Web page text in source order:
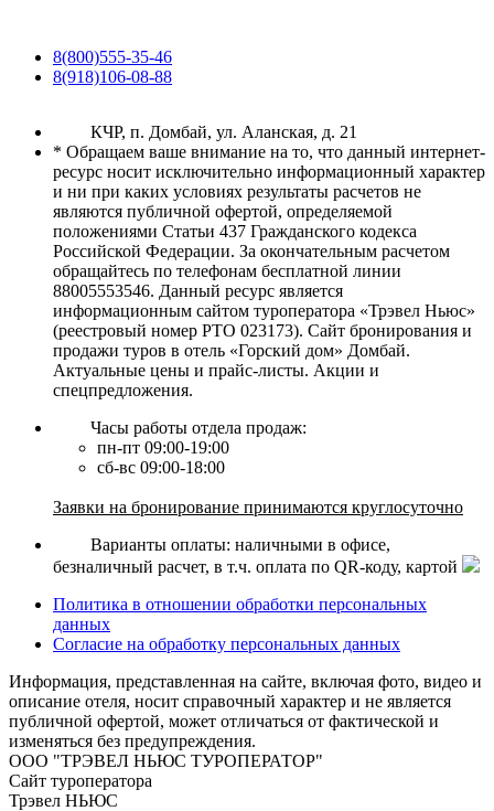
8(800)555-35-46
8(918)106-08-88
КЧР, п. Домбай, ул. Аланская, д. 21
* Обращаем ваше внимание на то, что данный интернет-
ресурс носит исключительно информационный характер
и ни при каких условиях результаты расчетов не
являются публичной офертой, определяемой
положениями Статьи 437 Гражданского кодекса
Российской Федерации. За окончательным расчетом
обращайтесь по телефонам бесплатной линии
88005553546. Данный ресурс является
информационным сайтом туроператора «Трэвел Ньюс»
(реестровый номер РТО 023173). Сайт бронирования и
продажи туров в отель «Горский дом» Домбай.
Актуальные цены и прайс-листы. Акции и
спецпредложения.
Часы работы отдела продаж:
пн-пт 09:00-19:00
сб-вс 09:00-18:00
Заявки на бронирование принимаются круглосуточно
Варианты оплаты: наличными в офисе,
безналичный расчет, в т.ч. оплата по QR-коду, картой
Политика в отношении обработки персональных
данных
Согласие на обработку персональных данных
Информация, представленная на сайте, включая фото, видео и
описание отеля, носит справочный характер и не является
публичной офертой, может отличаться от фактической и
изменяться без предупреждения.
ООО "ТРЭВЕЛ НЬЮС ТУРОПЕРАТОР"
Сайт туроператора
Трэвел НЬЮС